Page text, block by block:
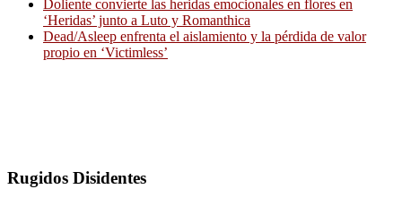
Doliente convierte las heridas emocionales en flores en
‘Heridas’ junto a Luto y Romanthica
Dead/Asleep enfrenta el aislamiento y la pérdida de valor
propio en ‘Victimless’
Rugidos Disidentes